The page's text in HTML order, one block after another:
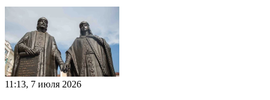
11:13, 7 июля 2026